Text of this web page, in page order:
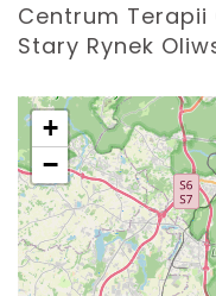
Centrum Terapii
Stary Rynek
+
−